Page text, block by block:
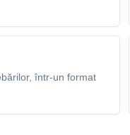
într-un format